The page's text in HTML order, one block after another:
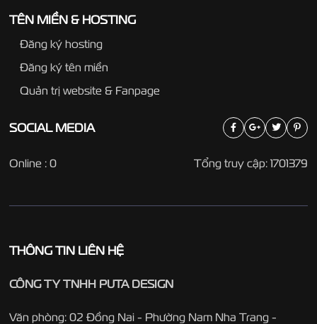
TÊN MIỀN & HOSTING
Đăng ký hosting
Đăng ký tên miền
Quản trị website & Fanpage
SOCIALMEDIA
Tổng truy cập: 1701379
Online : 0
THÔNG TIN LIÊN HỆ
CÔNG TY TNHH PUTA DESIGN
Văn phòng: 02 Đồng Nai - Phường Nam Nha Trang -